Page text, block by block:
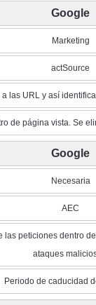
Google
Marketing
actSource
las URL y así
de página vista. Se
Google
Necesaria
AEC
peticiones dentro
ataques
Periodo de caducidad